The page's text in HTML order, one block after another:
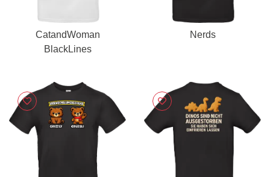
CatandWoman
BlackLines
Nerds